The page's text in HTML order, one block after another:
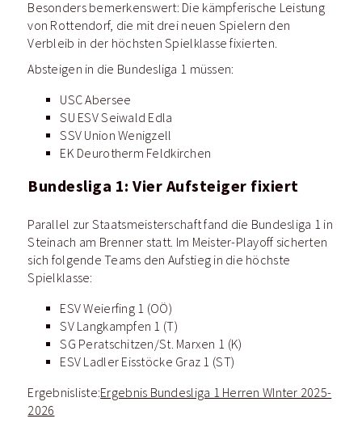
Besonders bemerkenswert: Die kämpferische Leistung
von Rottendorf, die mit drei neuen Spielern den
Verbleib in der höchsten Spielklasse fixierten.
Absteigen in die Bundesliga 1 müssen:
USC Abersee
SU ESV Seiwald Edla
SSV Union Wenigzell
EK Deurotherm Feldkirchen
Bundesliga 1: Vier Aufsteiger fixiert
Parallel zur Staatsmeisterschaft fand die Bundesliga 1 in
Steinach am Brenner statt. Im Meister-Playoff sicherten
sich folgende Teams den Aufstieg in die höchste
Spielklasse:
ESV Weierfing 1 (OÖ)
SV Langkampfen 1 (T)
SG Peratschitzen/St. Marxen 1 (K)
ESV Ladler Eisstöcke Graz 1 (ST)
Ergebnisliste:Ergebnis Bundesliga 1 Herren WInter 2025-
2026